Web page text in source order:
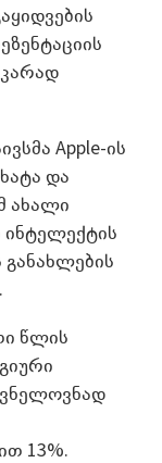
Apple-ის
და
ახალი
ინტელექტის
განახლების
წლის
13%.